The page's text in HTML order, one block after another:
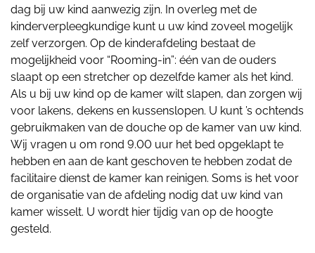
dag bij uw kind aanwezig zijn. In overleg met de
kinderverpleegkundige kunt u uw kind zoveel mogelijk
zelf verzorgen. Op de kinderafdeling bestaat de
mogelijkheid voor “Rooming-in”: één van de ouders
slaapt op een stretcher op dezelfde kamer als het kind.
Als u bij uw kind op de kamer wilt slapen, dan zorgen wij
voor lakens, dekens en kussenslopen. U kunt ’s ochtends
gebruikmaken van de douche op de kamer van uw kind.
Wij vragen u om rond 9.00 uur het bed opgeklapt te
hebben en aan de kant geschoven te hebben zodat de
facilitaire dienst de kamer kan reinigen. Soms is het voor
de organisatie van de afdeling nodig dat uw kind van
kamer wisselt. U wordt hier tijdig van op de hoogte
gesteld.